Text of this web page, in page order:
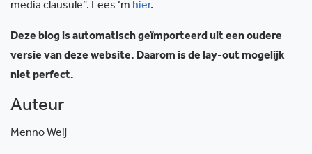
media clausule”. Lees ‘m hier.
Deze blog is automatisch geïmporteerd uit een oudere
versie van deze website. Daarom is de lay-out mogelijk
niet perfect.
Auteur
Menno Weij